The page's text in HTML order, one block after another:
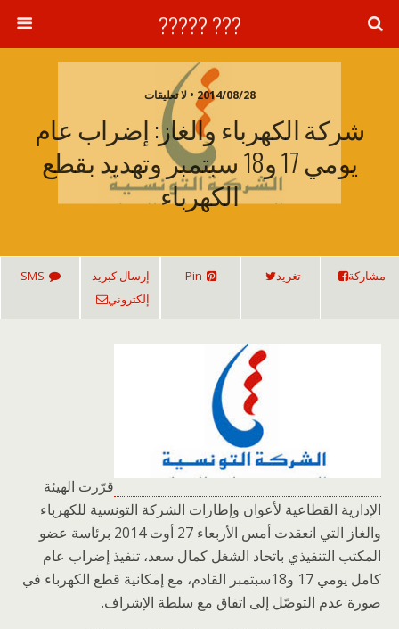
??? ?????
2014/08/28 • لا تعليقات
شركة الكهرباء والغاز: إضراب عام
يومي 17 و18 سبتمبر وتهديد بقطع
الكهرباء
مشاركة تغريد Pin
إرسال كبريد
إلكتروني
SMS
قرّرت الهيئة
الإدارية القطاعية لأعوان وإطارات الشركة التونسية للكهرباء
والغاز التي انعقدت أمس الأربعاء 27 أوت 2014 برئاسة عضو
المكتب التنفيذي باتحاد الشغل كمال سعد، تنفيذ إضراب عام
كامل يومي 17 و18سبتمبر القادم، مع إمكانية قطع الكهرباء في
صورة عدم التوصّل إلى اتفاق مع سلطة الإشراف.